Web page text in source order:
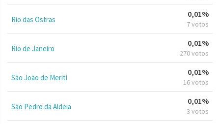
Rio das Ostras
0,01%
7 votos
Rio de Janeiro
0,01%
270 votos
São João de Meriti
0,01%
16 votos
São Pedro da Aldeia
0,01%
3 votos